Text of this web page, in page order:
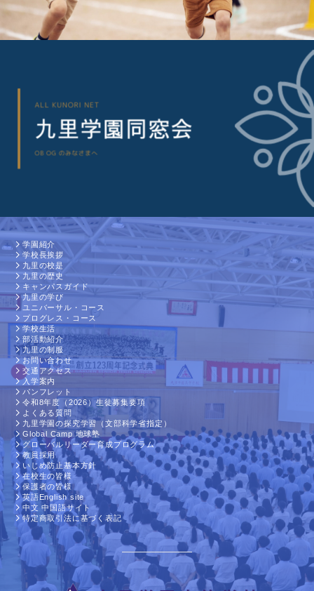
学園紹介
学校長挨拶
九里の校是
九里の歴史
キャンパスガイド
九里の学び
ユニバーサル・コース
プログレス・コース
学校生活
部活動紹介
九里の制服
お問い合わせ
交通アクセス
入学案内
パンフレット
令和8年度（2026）生徒募集要項
よくある質問
九里学園の探究学習（文部科学省指定）
Global Camp 地球塾
グローバルリーダー育成プログラム
教員採用
いじめ防止基本方針
在校生の皆様
保護者の皆様
英語English site
中文 中国語サイト
特定商取引法に基づく表記